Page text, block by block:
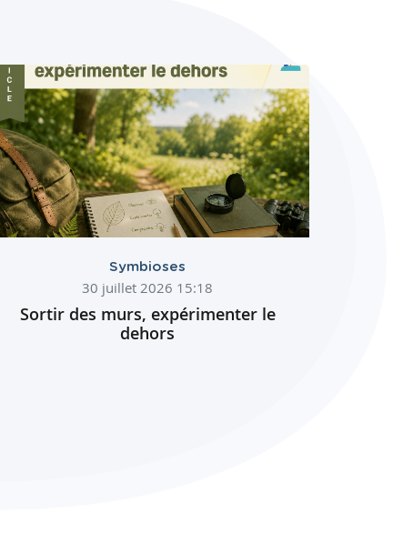
Symbioses
30 juillet 2026 15:18
Sortir des murs, expérimenter le
dehors